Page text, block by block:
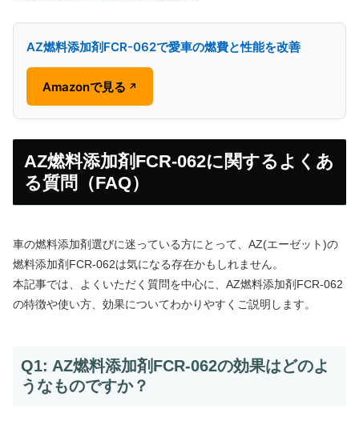
AZ燃料添加剤FCR-062で愛車の燃費と性能を改善
Amazonで見る ↗
AZ燃料添加剤FCR-062に関するよくあ
る質問（FAQ）
車の燃料添加剤選びに迷っている方にとって、AZ(エーゼット)の
燃料添加剤FCR-062は気になる存在かもしれません。
本記事では、よくいただく質問を中心に、AZ燃料添加剤FCR-062
の特徴や使い方、効果についてわかりやすくご説明します。
Q1: AZ燃料添加剤FCR-062の効果はどのよ
うなものですか？